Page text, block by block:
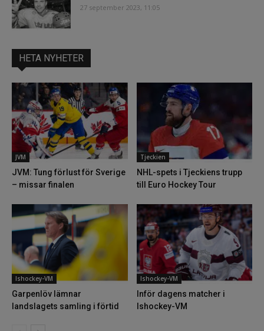
27 september 2023, 11:05
HETA NYHETER
JVM
JVM: Tung förlust för Sverige
– missar finalen
Tjeckien
NHL-spets i Tjeckiens trupp
till Euro Hockey Tour
Ishockey-VM
Garpenlöv lämnar
landslagets samling i förtid
Ishockey-VM
Inför dagens matcher i
Ishockey-VM